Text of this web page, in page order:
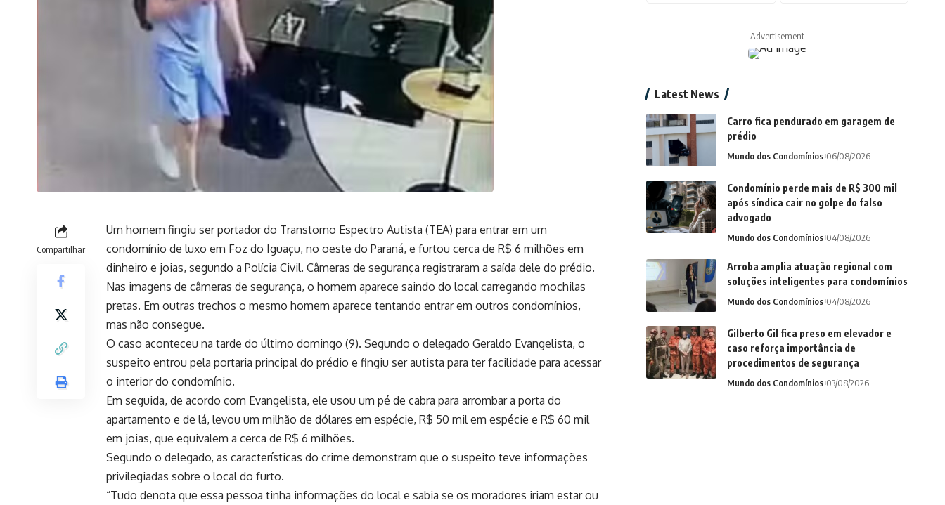
Compartilhar
Um homem fingiu ser portador do Transtorno Espectro Autista (TEA) para entrar em um
condomínio de luxo em Foz do Iguaçu, no oeste do Paraná, e furtou cerca de R$ 6 milhões em
dinheiro e joias, segundo a Polícia Civil. Câmeras de segurança registraram a saída dele do prédio.
Nas imagens de câmeras de segurança, o homem aparece saindo do local carregando mochilas
pretas. Em outras trechos o mesmo homem aparece tentando entrar em outros condomínios,
mas não consegue.
O caso aconteceu na tarde do último domingo (9). Segundo o delegado Geraldo Evangelista, o
suspeito entrou pela portaria principal do prédio e fingiu ser autista para ter facilidade para acessar
o interior do condomínio.
Em seguida, de acordo com Evangelista, ele usou um pé de cabra para arrombar a porta do
apartamento e de lá, levou um milhão de dólares em espécie, R$ 50 mil em espécie e R$ 60 mil
em joias, que equivalem a cerca de R$ 6 milhões.
Segundo o delegado, as características do crime demonstram que o suspeito teve informações
privilegiadas sobre o local do furto.
“Tudo denota que essa pessoa tinha informações do local e sabia se os moradores iriam estar ou
- Advertisement -
Latest News
Carro fica pendurado em garagem de
prédio
Mundo dos Condomínios 06/08/2026
Condomínio perde mais de R$ 300 mil
após síndica cair no golpe do falso
advogado
Mundo dos Condomínios 04/08/2026
Arroba amplia atuação regional com
soluções inteligentes para condomínios
Mundo dos Condomínios 04/08/2026
Gilberto Gil fica preso em elevador e
caso reforça importância de
procedimentos de segurança
Mundo dos Condomínios 03/08/2026